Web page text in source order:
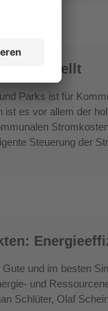
erhellt
Parks ist für
ist es vor allem der
Steuerung der
und im besten
und
Schlüter, Olaf